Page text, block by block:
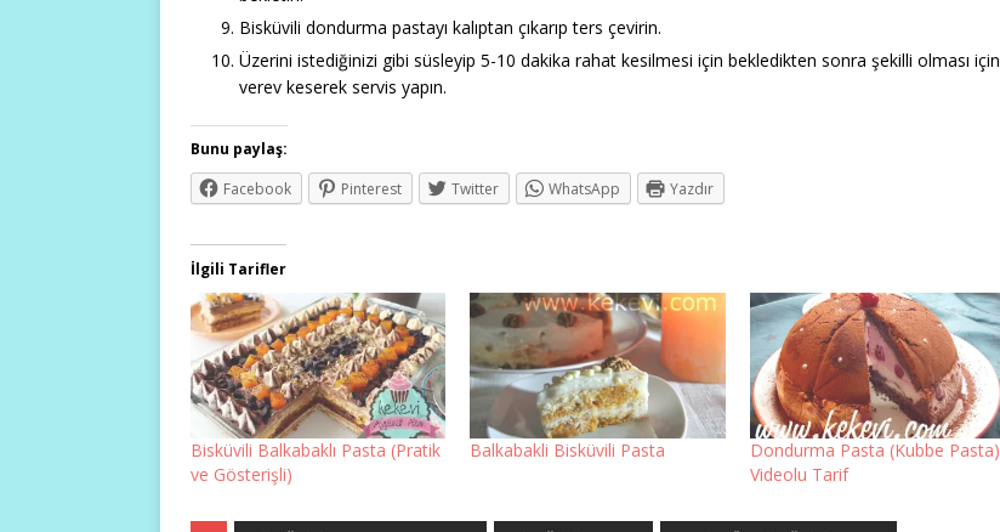
Bisküvili dondurma pastayı kalıptan çıkarıp ters çevirin.
Üzerini istediğinizi gibi süsleyip 5-10 dakika rahat kesilmesi için bekledikten sonra şekilli olması için
verev keserek servis yapın.
Bunu paylaş:
Facebook
Pinterest Twitter WhatsApp Yazdır
İlgili Tarifler
Bisküvili Balkabaklı Pasta (Pratik
ve Gösterişli)
Balkabakli Bisküvili Pasta
Dondurma Pasta (Kubbe Pasta)
Videolu Tarif